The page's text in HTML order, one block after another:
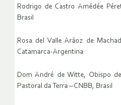
Rodrigo de Castro Amédée
Brasil
Rosa del Valle Aráoz de
Catamarca-Argentina
Dom André de Witte, Obispo
Pastoral da Terra – CNBB, Brasil